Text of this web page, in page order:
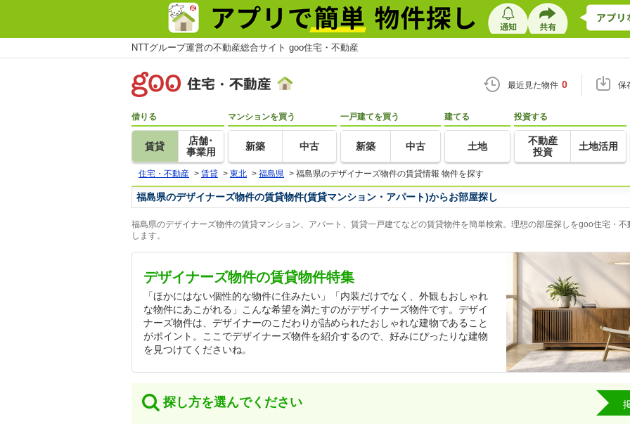
NTTグループ運営の不動産総合サイト goo住宅・不動産
最近見た物件 0 保
借りる
賃貸
店舗･
事業用
マンションを買う
新築 中古
一戸建てを買う
新築 中古
建てる
土地
投資する
不動産
投資
土地活用
住宅・不動産 > 賃貸 > 東北 > 福島県 > 福島県のデザイナーズ物件の賃貸情報 物件を探す
福島県のデザイナーズ物件の賃貸物件(賃貸マンション・アパート)からお部屋探し
福島県のデザイナーズ物件の賃貸マンション、アパート、賃貸一戸建てなどの賃貸物件を簡単検索。理想の部屋探しをgoo住宅・不
します。
デザイナーズ物件の賃貸物件特集
「ほかにはない個性的な物件に住みたい」「内装だけでなく、外観もおしゃれ
な物件にあこがれる」こんな希望を満たすのがデザイナーズ物件です。デザイ
ナーズ物件は、デザイナーのこだわりが詰められたおしゃれな建物であること
がポイント。ここでデザイナーズ物件を紹介するので、好みにぴったりな建物
を見つけてくださいね。
探し方を選んでください